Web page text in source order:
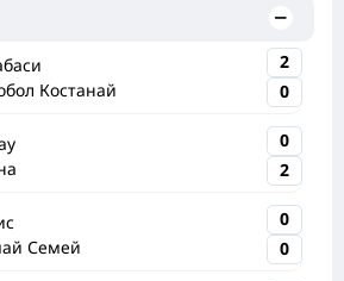
Костанай
2
0
0
2
Семей
0
0